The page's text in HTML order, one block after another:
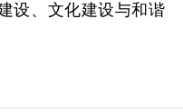
设、文化建设与和谐